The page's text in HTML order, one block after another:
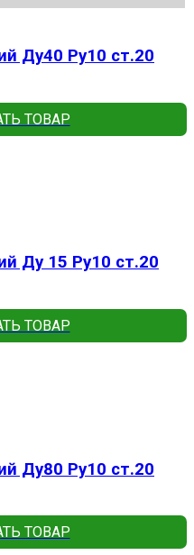
Ду40 Ру10 ст.20
ТОВАР
Ду 15 Ру10 ст.20
ТОВАР
Ду80 Ру10 ст.20
ТОВАР